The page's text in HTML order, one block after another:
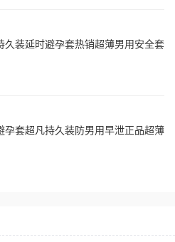
久装延时避孕套热销超薄男用安全套
孕套超凡持久装防男用早泄正品超薄